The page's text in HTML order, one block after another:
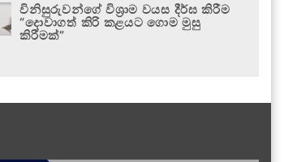
විනිසුරුවන්ගේ විශ්‍රාම වයස දීර්ඝ කිරීම
“දොවාගත් කිරි කළයට ගොම මුසු
කිරීමක්”